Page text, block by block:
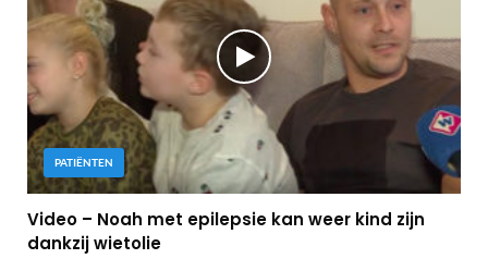
PATIËNTEN
Video – Noah met epilepsie kan weer kind zijn
dankzij wietolie